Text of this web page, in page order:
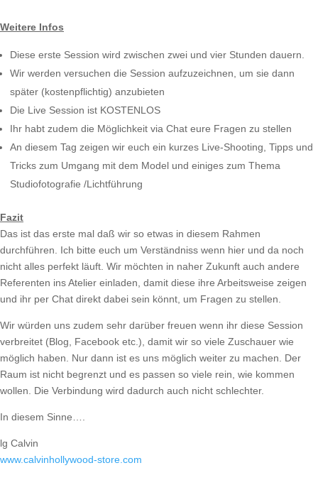
Weitere Infos
Diese erste Session wird zwischen zwei und vier Stunden dauern.
Wir werden versuchen die Session aufzuzeichnen, um sie dann
später (kostenpflichtig) anzubieten
Die Live Session ist KOSTENLOS
Ihr habt zudem die Möglichkeit via Chat eure Fragen zu stellen
An diesem Tag zeigen wir euch ein kurzes Live-Shooting, Tipps und
Tricks zum Umgang mit dem Model und einiges zum Thema
Studiofotografie /Lichtführung
Fazit
Das ist das erste mal daß wir so etwas in diesem Rahmen
durchführen. Ich bitte euch um Verständniss wenn hier und da noch
nicht alles perfekt läuft. Wir möchten in naher Zukunft auch andere
Referenten ins Atelier einladen, damit diese ihre Arbeitsweise zeigen
und ihr per Chat direkt dabei sein könnt, um Fragen zu stellen.
Wir würden uns zudem sehr darüber freuen wenn ihr diese Session
verbreitet (Blog, Facebook etc.), damit wir so viele Zuschauer wie
möglich haben. Nur dann ist es uns möglich weiter zu machen. Der
Raum ist nicht begrenzt und es passen so viele rein, wie kommen
wollen. Die Verbindung wird dadurch auch nicht schlechter.
In diesem Sinne….
lg Calvin
www.calvinhollywood-store.com